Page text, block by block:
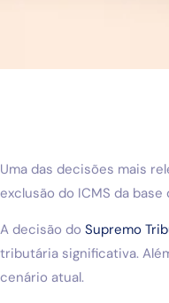
Uma das decisões mais
exclusão do ICMS da
A decisão do Supremo
tributária significativa.
cenário atual.